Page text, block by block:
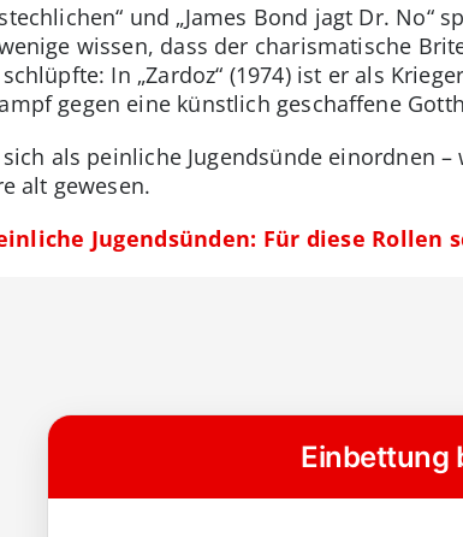
und „James Bond jagt Dr. No“
wissen, dass der charismatische
In „Zardoz“ (1974) ist er als
gegen eine künstlich geschaffene
sich als peinliche Jugendsünde einordnen
alt gewesen.
Jugendsünden: Für diese